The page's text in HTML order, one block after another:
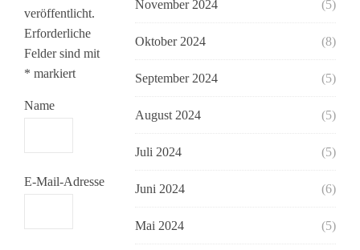
veröffentlicht.
Erforderliche
Felder sind mit
* markiert
Name
E-Mail-Adresse
November 2024 (5)
Oktober 2024 (8)
September 2024 (5)
August 2024 (5)
Juli 2024 (5)
Juni 2024 (6)
Mai 2024 (5)